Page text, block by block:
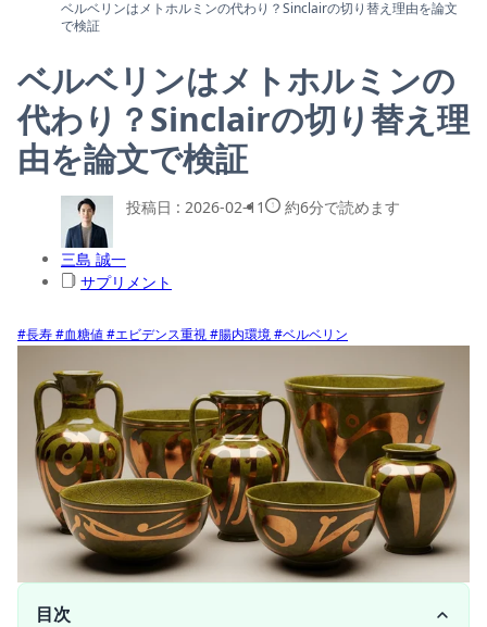
ベルベリンはメトホルミンの代わり？Sinclairの切り替え理由を論文
で検証
ベルベリンはメトホルミンの
代わり？Sinclairの切り替え理
由を論文で検証
三島 誠一
投稿日 : 2026-02-11 約6分で読めます
サプリメント
#長寿#血糖値#エビデンス重視#腸内環境#ベルベリン
目次